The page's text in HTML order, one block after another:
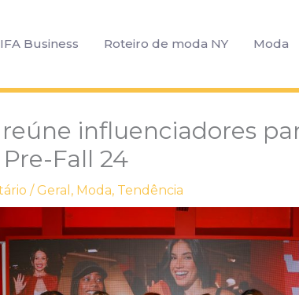
IFA Business Roteiro de moda NY Moda
influenciadores
Fall 24
/ Geral , Moda, Tendência